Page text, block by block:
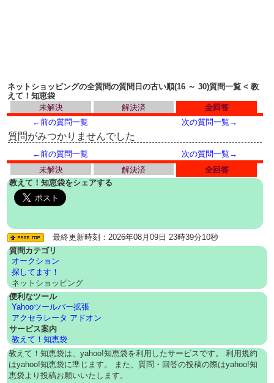
ネットショッピングの全質問の質問日の古い順(16 ～ 30)質問一覧 < 教
えて！知恵袋
未解決
解決済
全回答
←前の質問一覧
次の質問一覧→
質問がみつかりませんでした
←前の質問一覧
次の質問一覧→
未解決
解決済
全回答
教えて！知恵袋をシェアする
最終更新時刻：2026年08月09日 23時39分10秒
質問カテゴリ
オークション
探してます！
ネットショッピング
便利なツール
Yahooツールバー拡張
アクセラレータ アドオン
サービス案内
教えて！知恵袋
教えて！知恵袋は、yahoo!知恵袋を利用したサービスです。 利用規約
はyahoo!知恵袋に準じます。 また、質問・回答の投稿の際はyahoo!知
恵袋より投稿お願いいたします。